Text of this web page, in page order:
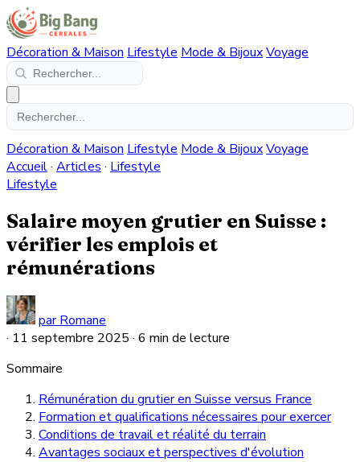
Décoration & Maison Lifestyle Mode & BijouxVoyage
Décoration & Maison Lifestyle Mode & BijouxVoyage
Accueil· Articles · Lifestyle
Lifestyle
Salaire moyen grutier en Suisse :
vérifier les emplois et
rémunérations
par Romane
· 11 septembre 2025 · 6 min de lecture
Sommaire
Rémunération du grutier en Suisse versus France
Formation et qualifications nécessaires pour exercer
Conditions de travail et réalité du terrain
Avantages sociaux et perspectives d'évolution